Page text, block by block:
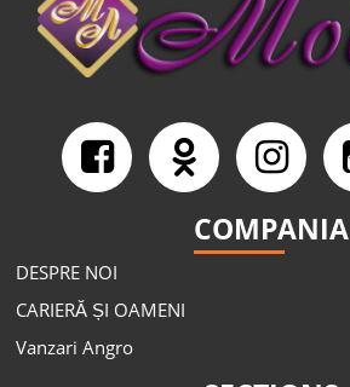
COMPANIA
DESPRE NOI
CARIERĂ ȘI OAMENI
Vanzari Angro